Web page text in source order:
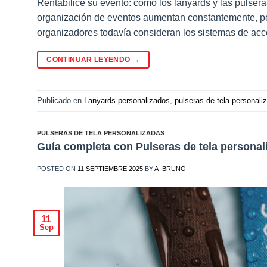
Rentabilice su evento: cómo los lanyards y las
organización de eventos aumentan constantemente,
organizadores todavía consideran los sistemas de
CONTINUAR LEYENDO →
Publicado en Lanyards personalizados pulseras de tela
PULSERAS DE TELA PERSONALIZADAS
Guía completa con Pulseras de tela
POSTED ON 11 SEPTIEMBRE 2025 BYA_BRUNO
11
Sep